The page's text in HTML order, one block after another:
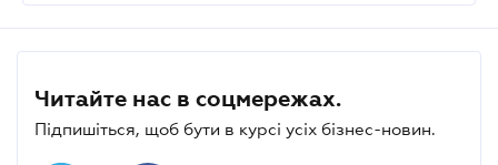
Читайте нас в соцмережах.
Підпишіться, щоб бути в курсі усіх бізнес-новин.